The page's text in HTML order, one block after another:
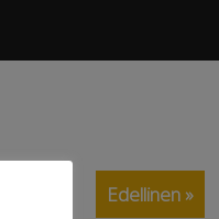
Edellinen »